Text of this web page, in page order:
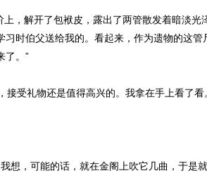
解开了包袱皮，露出了两管散发着暗淡光
时伯父送给我的。看起来，作为遗物的这
了。”
受礼物还是值得高兴的。我拿在手上看了看
想，可能的话，就在金阁上吹它几曲，于是